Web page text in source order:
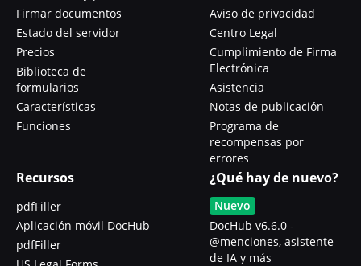
Firmar documentos
Estado del servidor
Precios
Biblioteca de
formularios
Características
Funciones
Aviso de privacidad
Centro Legal
Cumplimiento de Firma
Electrónica
Asistencia
Notas de publicación
Programa de
recompensas por
errores
Recursos
pdfFiller
Aplicación móvil DocHub
pdfFiller
¿Qué hay de nuevo?
Nuevo
DocHub v6.6.0 -
@menciones, asistente
de IA y más